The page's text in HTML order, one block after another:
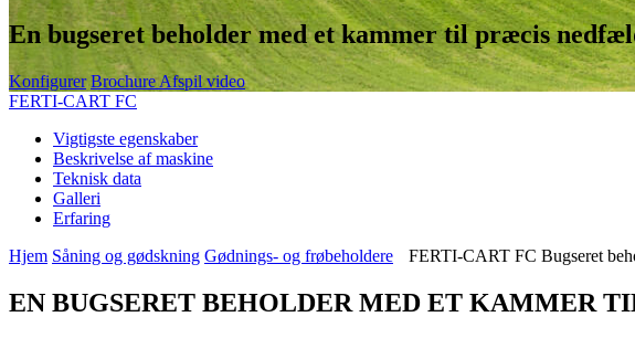
En bugseret beholder med et kammer til præcis
Konfigurer BrochureAfspil video
FERTI-CART FC
Vigtigste egenskaber
Beskrivelse af maskine
Teknisk data
Galleri
Erfaring
Hjem Såning og gødskning Gødnings- og frøbeholdere FERTI-CART FC Bugseret
EN BUGSERET BEHOLDER MED ET KAMMER